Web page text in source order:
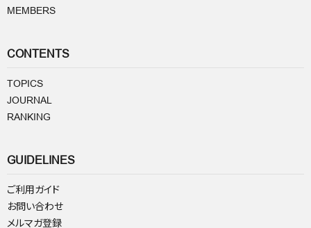
MEMBERS
CONTENTS
TOPICS
JOURNAL
RANKING
GUIDELINES
ご利用ガイド
お問い合わせ
メルマガ登録